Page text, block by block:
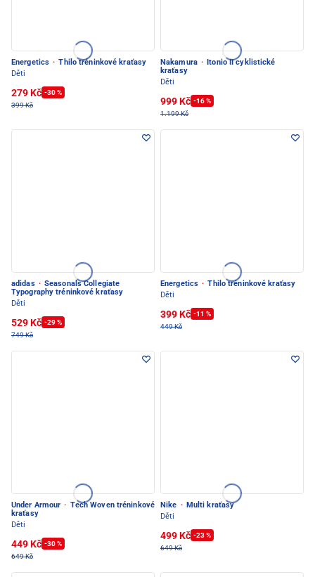
Energetics · Thilo tréninkové kraťasy
Děti
279 Kč -30 %
399 Kč
Nakamura ·
Itonio II cyklistické
kraťasy
Děti
999 Kč -16 %
1.199 Kč
adidas · Seasonals Collegiate
Typography tréninkové kraťasy
Děti
529 Kč -29 %
749 Kč
Energetics · Thilo tréninkové kraťasy
Děti
399 Kč -11 %
449 Kč
Under Armour · Tech Woven tréninkové
kraťasy
Děti
449 Kč -30 %
649 Kč
Nike · Multi kraťasy
Děti
499 Kč -23 %
649 Kč